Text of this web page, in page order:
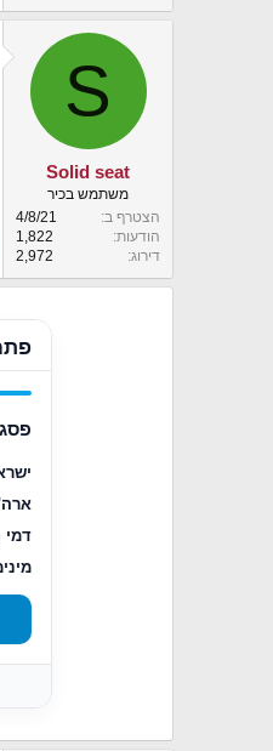
S
Solid seat
משתמש בכיר
הצטרף ב
4/8/21
הודעות
1,822
דירוג
2,972
דמי